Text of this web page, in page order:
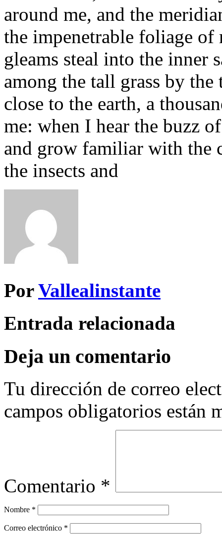
around me, and the
the impenetrable foliage of
gleams steal into the inner
among the tall grass by
close to the earth, a
me: when I hear the buzz
and grow familiar with the
the insects and
PorVallealinstante
Entrada relacionada
Deja un comentario
Tu dirección de correo
campos obligatorios están
Comentario *
Nombre *
Correo electrónico *